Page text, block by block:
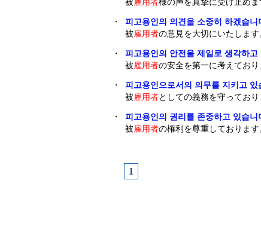
被雇用者様の声を真摯に受け止めま
・
피고용인의 의견을 소중히 하겠습니
被雇用者の意見を大切にいたします
・
피고용인의 안전을 제일로 생각하고
被雇用者の安全を第一に考えており
・
피고용인으로서의 의무를 지키고 있
被雇用者としての義務を守っており
・
피고용인의 권리를 존중하고 있습니
被雇用者の権利を尊重しております
1